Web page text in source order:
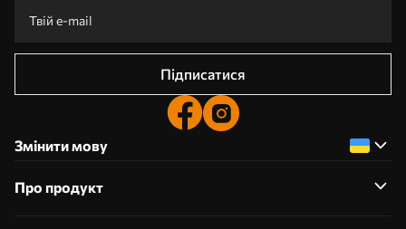
Підписатися
Змінити мову
Про продукт